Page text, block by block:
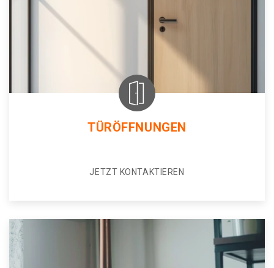
TÜRÖFFNUNGEN
JETZT KONTAKTIEREN